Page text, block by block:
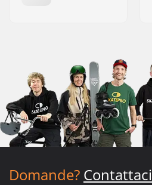
Domande? Contattaci